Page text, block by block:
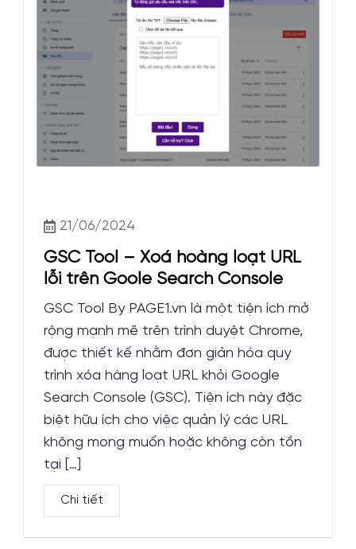
21/06/2024
GSC Tool – Xoá hoàng loạt URL
lỗi trên Goole Search Console
GSC Tool By PAGE1.vn là một tiện ích mở
rộng mạnh mẽ trên trình duyệt Chrome,
được thiết kế nhằm đơn giản hóa quy
trình xóa hàng loạt URL khỏi Google
Search Console (GSC). Tiện ích này đặc
biệt hữu ích cho việc quản lý các URL
không mong muốn hoặc không còn tồn
tại […]
Chi tiết